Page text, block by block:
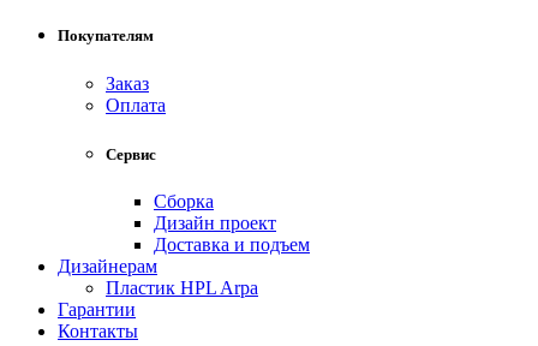
Покупателям
Заказ
Оплата
Сервис
Сборка
Дизайн проект
Доставка и подъем
Дизайнерам
Пластик HPL Arpa
Гарантии
Контакты